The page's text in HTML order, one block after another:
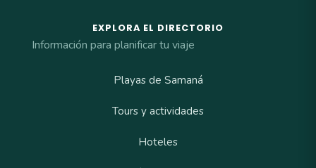
EXPLORA EL DIRECTORIO
Información para planificar tu viaje
Playas de Samaná
Tours y actividades
Hoteles